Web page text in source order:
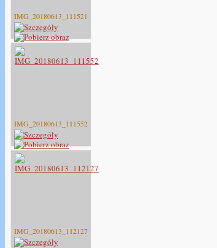
IMG_20180613_111521
IMG_20180613_111552
IMG_20180613_112127